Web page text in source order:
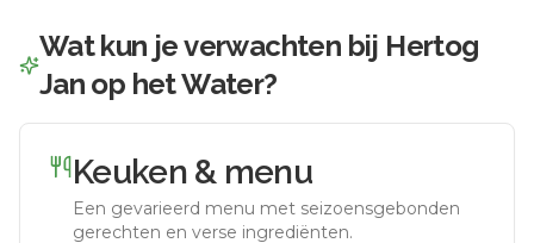
Wat kun je verwachten bij Hertog
Jan op het Water?
Keuken & menu
Een gevarieerd menu met seizoensgebonden
gerechten en verse ingrediënten.